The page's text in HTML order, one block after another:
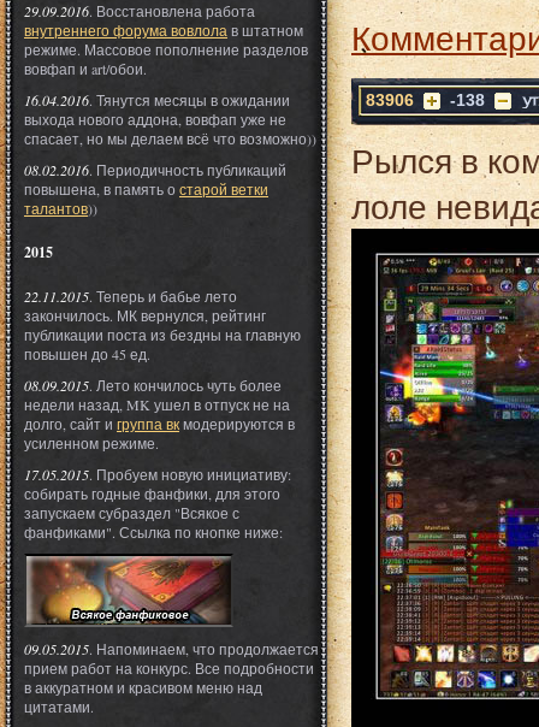
83906 -138
Рылся в
лоле
29.09.2016. Восстановлена работа
внутреннего форума вовлола в штатном
режиме. Массовое пополнение разделов
вовфап и art/обои.
16.04.2016. Тянутся месяцы в ожидании
выхода нового аддона, вовфап уже не
спасает, но мы делаем всё что возможно))
08.02.2016. Периодичность публикаций
повышена, в память о старой ветки
талантов))
2015
22.11.2015. Теперь и бабье лето
закончилось. МК вернулся, рейтинг
публикации поста из бездны на главную
повышен до 45 ед.
08.09.2015. Лето кончилось чуть более
недели назад, MK ушел в отпуск не на
долго, сайт и группа вкмодерируются в
усиленном режиме.
17.05.2015. Пробуем новую инициативу:
собирать годные фанфики, для этого
запускаем субраздел "Всякое с
фанфиками". Ссылка по кнопке ниже:
09.05.2015. Напоминаем, что продолжается
прием работ на конкурс. Все подробности
в аккуратном и красивом меню над
цитатами.